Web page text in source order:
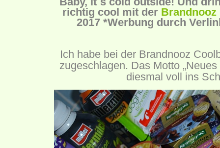
richtig cool mit der Brandnooz
2017 *Werbung durch
Ich habe bei der Brandnooz
zugeschlagen. Das Motto
diesmal voll ins